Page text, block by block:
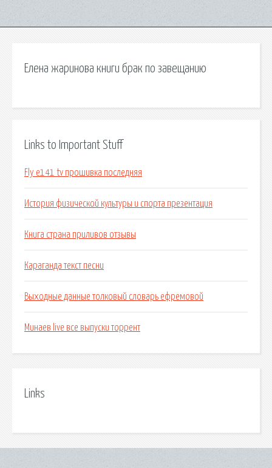
Елена жаринова книги брак по завещанию
Links to Important Stuff
Fly e141 tv прошивка последняя
История физической культуры и спорта презентация
Книга страна приливов отзывы
Караганда текст песни
Выходные данные толковый словарь ефремовой
Минаев live все выпуски торрент
Links